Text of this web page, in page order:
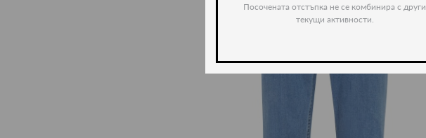
Посочената отстъпка не се комбинира с други
текущи активности.